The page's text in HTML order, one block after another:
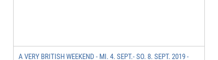
A VERY BRITISH WEEKEND - MI. 4. SEPT.- SO. 8. SEPT. 2019 -